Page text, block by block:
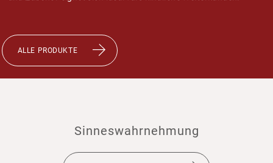
ALLE PRODUKTE
Sinnes­wahr­neh­mung